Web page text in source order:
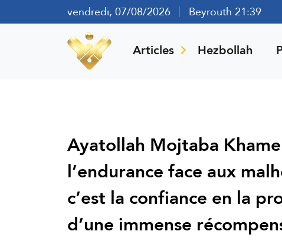
vendredi, 07/08/2026 Beyrouth 21:39
Articles Hezbollah
Ayatollah Mojtaba
l’endurance face aux
c’est la confiance en la
d’une immense